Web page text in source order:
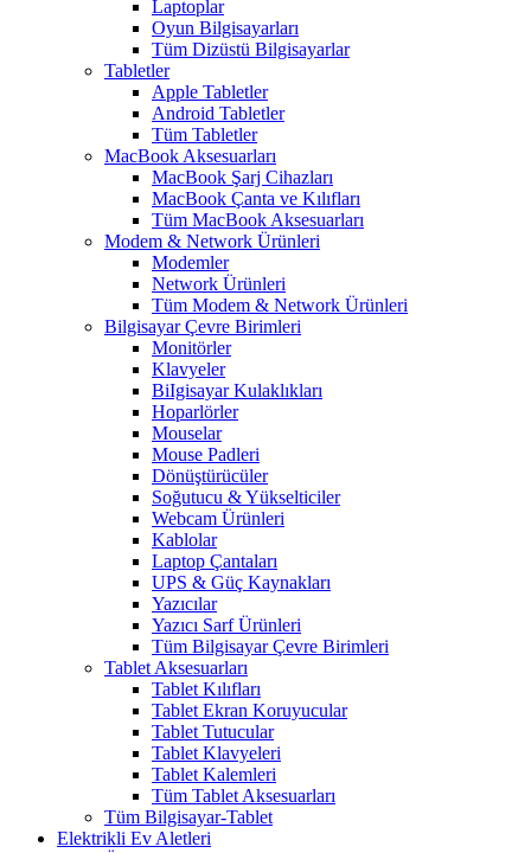
Laptoplar
Oyun Bilgisayarları
Tüm Dizüstü Bilgisayarlar
Tabletler
Apple Tabletler
Android Tabletler
Tüm Tabletler
MacBook Aksesuarları
MacBook Şarj Cihazları
MacBook Çanta ve Kılıfları
Tüm MacBook Aksesuarları
Modem & Network Ürünleri
Modemler
Network Ürünleri
Tüm Modem & Network Ürünleri
Bilgisayar Çevre Birimleri
Monitörler
Klavyeler
BiIgisayar Kulaklıkları
Hoparlörler
Mouselar
Mouse Padleri
Dönüştürücüler
Soğutucu & Yükselticiler
Webcam Ürünleri
Kablolar
Laptop Çantaları
UPS & Güç Kaynakları
Yazıcılar
Yazıcı Sarf Ürünleri
Tüm Bilgisayar Çevre Birimleri
Tablet Aksesuarları
Tablet Kılıfları
Tablet Ekran Koruyucular
Tablet Tutucular
Tablet Klavyeleri
Tablet Kalemleri
Tüm Tablet Aksesuarları
Tüm Bilgisayar-Tablet
Elektrikli Ev Aletleri